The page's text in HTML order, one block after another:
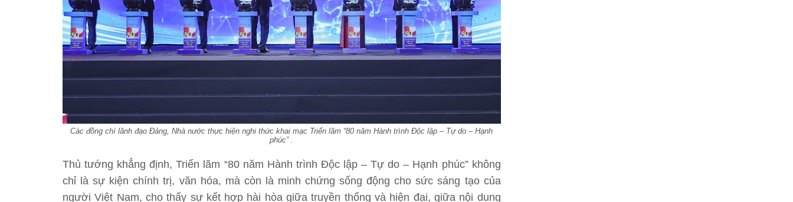
Các đồng chí lãnh đạo Đảng, Nhà nước thực hiện nghi thức khai mạc Triển lãm “80 năm Hành trình Độc lập – Tự do – Hạnh
phúc” .
Thủ tướng khẳng định, Triển lãm “80 năm Hành trình Độc lập – Tự do – Hạnh phúc” không
chỉ là sự kiện chính trị, văn hóa, mà còn là minh chứng sống động cho sức sáng tạo của
người Việt Nam, cho thấy sự kết hợp hài hòa giữa truyền thống và hiện đại, giữa nội dung